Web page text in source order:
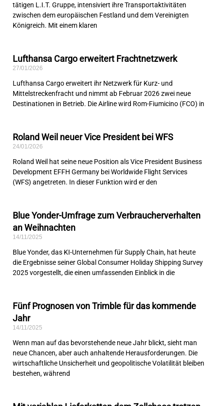
tätigen L.I.T. Gruppe, intensiviert ihre Transportaktivitäten
zwischen dem europäischen Festland und dem Vereinigten
Königreich. Mit einem klaren
Lufthansa Cargo erweitert Frachtnetzwerk
27/01/2026
Lufthansa Cargo erweitert ihr Netzwerk für Kurz- und
Mittelstreckenfracht und nimmt ab Februar 2026 zwei neue
Destinationen in Betrieb. Die Airline wird Rom-Fiumicino (FCO) in
Roland Weil neuer Vice President bei WFS
24/01/2026
Roland Weil hat seine neue Position als Vice President Business
Development EFFH Germany bei Worldwide Flight Services
(WFS) angetreten. In dieser Funktion wird er den
Blue Yonder-Umfrage zum Verbraucherverhalten
an Weihnachten
14/11/2025
Blue Yonder, das KI-Unternehmen für Supply Chain, hat heute
die Ergebnisse seiner Global Consumer Holiday Shipping Survey
2025 vorgestellt, die einen umfassenden Einblick in die
Fünf Prognosen von Trimble für das kommende
Jahr
14/11/2025
Wenn man auf das bevorstehende neue Jahr blickt, sieht man
neue Chancen, aber auch anhaltende Herausforderungen. Die
wirtschaftliche Unsicherheit und geopolitische Volatilität bleiben
bestehen, während